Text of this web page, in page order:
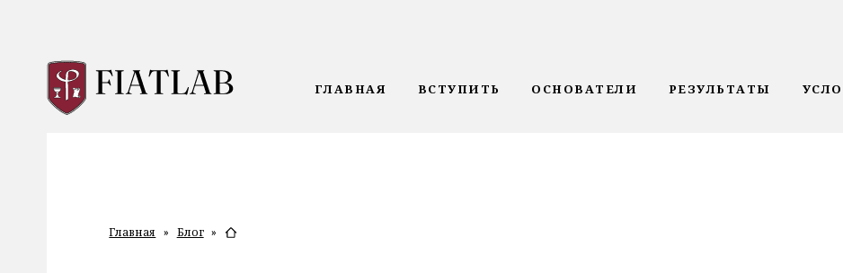
ГЛАВНАЯ ВСТУПИТЬ ОСНОВАТЕЛИ РЕЗУЛЬТАТЫ
Главная » Блог »